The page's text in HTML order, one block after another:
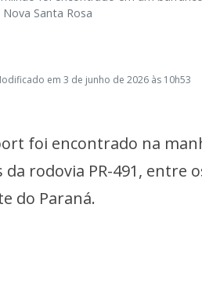
Santa Rosa
em 3 de junho de 2026 às 10h53
foi encontrado na
rodovia PR-491, entre
do Paraná.